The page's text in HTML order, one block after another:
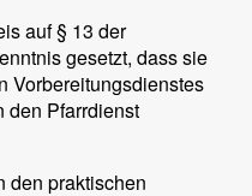
auf § 13 der
gesetzt, dass sie
Vorbereitungsdienstes
den Pfarrdienst
den praktischen